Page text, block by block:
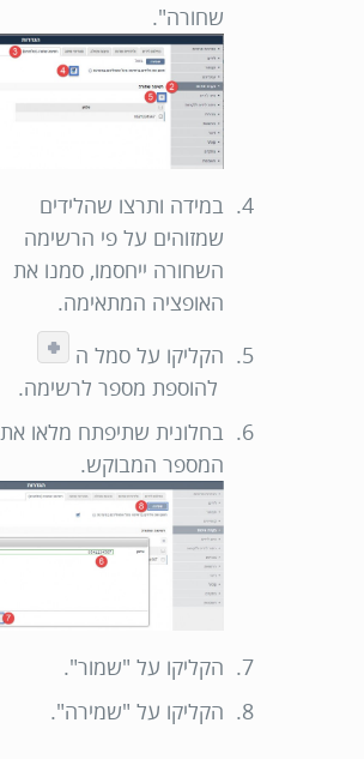
שחורה".
במידה ותרצו שהלידים
שמזוהים על פי הרשימה
השחורה ייחסמו, סמנו את
האופציה המתאימה.
הקליקו על סמל ה
להוספת מספר לרשימה.
בחלונית שתיפתח מלאו את
המספר המבוקש.
הקליקו על "שמור".
הקליקו על "שמירה".